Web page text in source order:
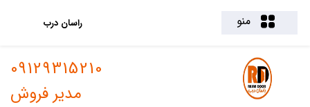
منو راسان درب
09129315210
مدیر فروش